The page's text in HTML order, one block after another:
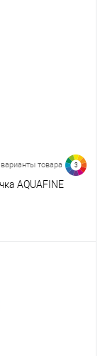
варианты товара 3
AQUAFINE